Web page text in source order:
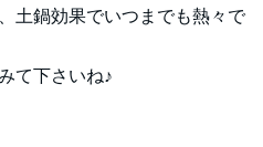
土鍋効果でいつまでも熱々で
て下さいね♪